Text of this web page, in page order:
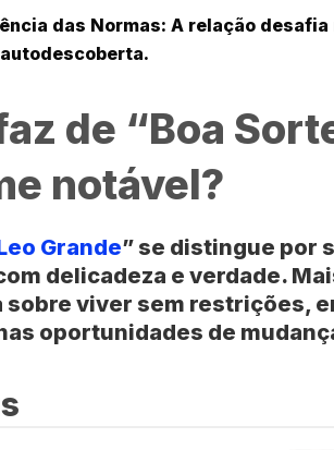
das Normas: A relação
de “Boa
notável?
Grande” se distingue por
delicadeza e verdade.
sobre viver sem restrições,
oportunidades de